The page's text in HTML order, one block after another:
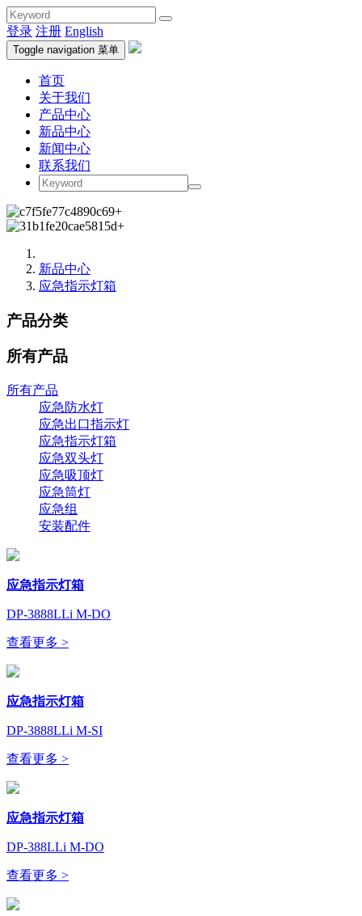
登录 注册 English
Toggle navigation 菜单
首页
关于我们
产品中心
新品中心
新闻中心
联系我们
新品中心
应急指示灯箱
产品分类
所有产品
所有产品
应急防水灯
应急出口指示灯
应急指示灯箱
应急双头灯
应急吸顶灯
应急筒灯
应急组
安装配件
应急指示灯箱
DP-3888LLi M-DO
查看更多 >
应急指示灯箱
DP-3888LLi M-SI
查看更多 >
应急指示灯箱
DP-388LLi M-DO
查看更多 >